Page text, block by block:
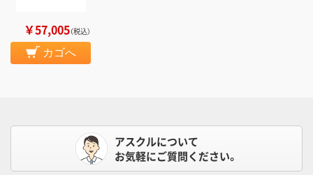
￥57,005（税込）
カゴへ
アスクルについて
お気軽にご質問ください。